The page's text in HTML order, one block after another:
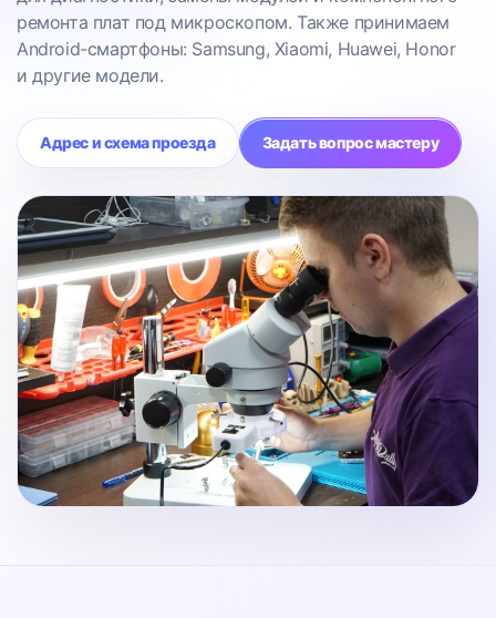
ремонта плат под микроскопом. Также принимаем
Android-смартфоны: Samsung, Xiaomi, Huawei, Honor
и другие модели.
Адрес и схема проезда Задать вопрос мастеру